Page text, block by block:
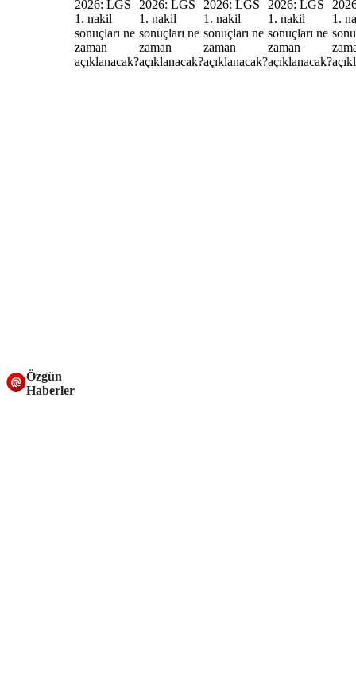
Özgün
Haberler